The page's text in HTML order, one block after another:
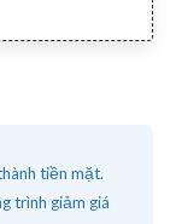
tiền mặt.
trình giảm giá